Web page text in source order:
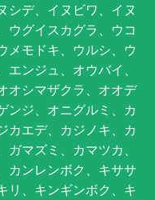
シデ、イヌビワ、イヌ
ウグイスカグラ、ウコ
メモドキ、ウルシ、ウ
ンジュ、オウバイ、
オシマザクラ、オオデ
ンジ、オニグルミ、カ
カエデ、カジノキ、カ
マズミ、カマツカ、
カンレンボク、キササ
リ、キンギンボク、キ